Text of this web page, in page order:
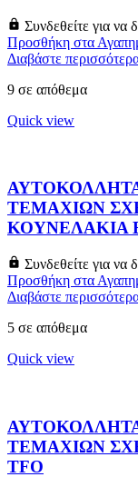
Συνδεθείτε για να
Προσθήκη στα
Διαβάστε
9 σε απόθεμα
Quick view
ΑΥΤΟΚΟΛΛΗΤΑ
ΤΕΜΑΧΙΩΝ
ΚΟΥΝΕΛΑΚΙΑ
Συνδεθείτε για να
Προσθήκη στα
Διαβάστε
5 σε απόθεμα
Quick view
ΑΥΤΟΚΟΛΛΗΤΑ
ΤΕΜΑΧΙΩΝ
TFO